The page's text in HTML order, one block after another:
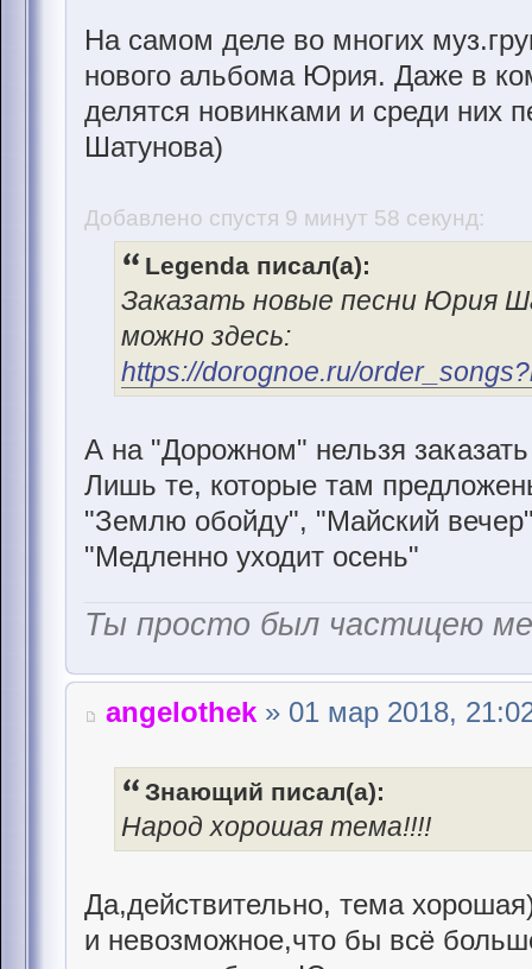
На самом деле во многих
нового альбома Юрия. Даже в
делятся новинками и среди них
Шатунова)
Добавлено спустя 9 минут 58 секунд:
Legenda писал(а):
Заказать новые песни Юрия
можно здесь:
https://dorognoe.ru/
А на "Дорожном" нельзя
Лишь те, которые там
"Землю обойду", "Майский
"Медленно уходит осень"
Ты просто был частицею
angelothek » 01 мар 2018,
Знающий писал(а):
Народ хорошая тема!!!!
Да,действительно, тема
и невозможное,что бы всё